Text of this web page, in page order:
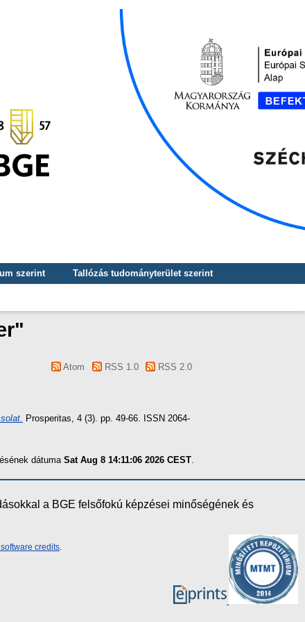
szerint
Tallózás tudományterület szerint
"
Atom RSS 1.0 RSS 2.0
Prosperitas, 4 (3). pp. 49-66. ISSN 2064-
dátuma Sat Aug 8 14:11:06 2026 CEST
a BGE felsőfokú képzései minőségének és
credits